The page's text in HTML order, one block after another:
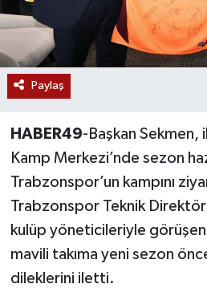
Paylaş
HABER49-Başkan Sekmen,
Kamp Merkezi’nde sezon
Trabzonspor’un kampını
Trabzonspor Teknik
kulüp yöneticileriyle
mavili takıma yeni sezon
dileklerini iletti.
Korkut
Bulanık
Malazgirt
Varto